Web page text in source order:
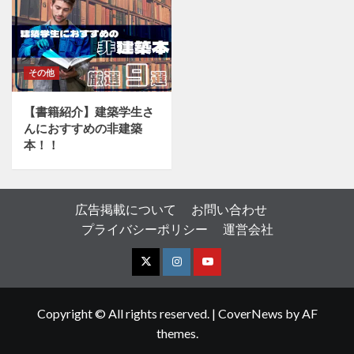
その他
【書籍紹介】建築学生さ
んにおすすめの非建築
本！！
広告掲載について
お問い合わせ
プライバシーポリシー
運営会社
X
I
Y
Copyright © All rights reserved. | CoverNews by AF
themes.